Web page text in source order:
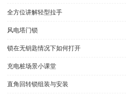
全方位讲解轻型拉手
风电塔门锁
锁在无钥匙情况下如何打开
充电桩场景小课堂
直角回转锁组装与安装